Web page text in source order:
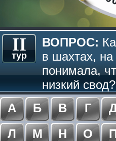
II
тур
ВОПРОС:
в шахтах,
понимала,
низкий
А
Б В Г
Л
М Н О